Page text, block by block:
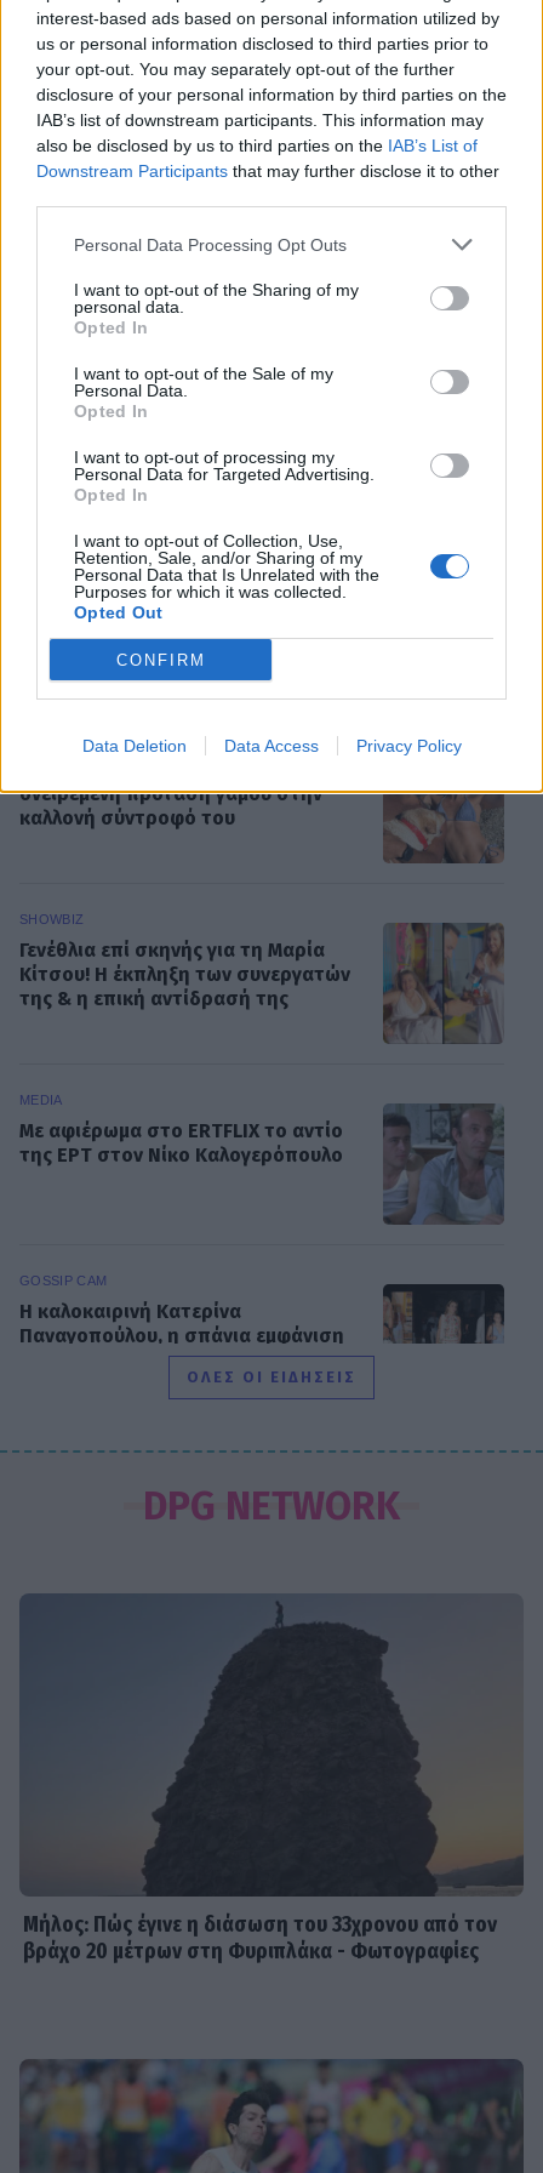
interest-based ads based on personal information utilized by
us or personal information disclosed to third parties prior to
your opt-out. You may separately opt-out of the further
disclosure of your personal information by third parties on the
IAB’s list of downstream participants. This information may
also be disclosed by us to third parties on the IAB’s List of
Downstream Participants that may further disclose it to other
Personal Data Processing Opt Outs
I want to opt-out of the Sharing of my
personal data.
Opted In
I want to opt-out of the Sale of my
Personal Data.
Opted In
I want to opt-out of processing my
Personal Data for Targeted Advertising.
Opted In
I want to opt-out of Collection, Use,
Retention, Sale, and/or Sharing of my
Personal Data that Is Unrelated with the
Purposes for which it was collected.
Opted Out
CONFIRM
Data Deletion Data Access Privacy Policy
Photo 5/5
Και η ανάρτηση "φωτιά"!
Survivor All Star
Survivor All Star ημιτελικός
Κώστας Αναγνωστόπουλος
το νέο Mobile App
ΡΟΗ ΕΙΔΗΣΕΩΝ
SHOWBIZ
ονειρεμένη πρόταση γάμου στην
καλλονή σύντροφό του
SHOWBIZ
Γενέθλια επί σκηνής για τη Μαρία
Κίτσου! Η έκπληξη των συνεργατών
της & η επική αντίδρασή της
MEDIA
Με αφιέρωμα στο ERTFLIX το αντίο
της ΕΡΤ στον Νίκο Καλογερόπουλο
GOSSIP CAM
Η καλοκαιρινή Κατερίνα
Παναγοπούλου, η σπάνια εμφάνιση
της Σουλιώτη και το Θηρίο με την
Άγγελος Λάτσιος: Η διαφορετική
καλοκαιρινή εικόνα από την Άνδρο
Ξετρελαμένη η Μπακλέση:
«Τρώγεται αυτή η πατούσα;» - Η
πρώτη φωτογραφία από το
Ντέρτι: Έρχεται στο νέο πρόγραμμα
του Ant1 - Πώς ξεδιπλώνεται η
ιστορία της Στέλλας & της Ξένιας
Τσιμτσιλή φοριούνται από το πρωί
έως το βράδυ στο νησί!
ΟΛΕΣ ΟΙ ΕΙΔΗΣΕΙΣ
DPG NETWORK
Μήλος: Πώς έγινε η διάσωση του 33χρονου από τον
βράχο 20 μέτρων στη Φυριπλάκα - Φωτογραφίες